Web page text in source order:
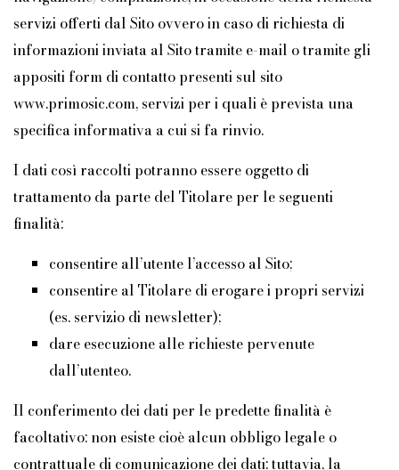
servizi offerti dal Sito ovvero in caso di richiesta di
informazioni inviata al Sito tramite e-mail o tramite gli
appositi form di contatto presenti sul sito
www.primosic.com, servizi per i quali è prevista una
specifica informativa a cui si fa rinvio.
I dati così raccolti potranno essere oggetto di
trattamento da parte del Titolare per le seguenti
finalità:
consentire all’utente l’accesso al Sito;
consentire al Titolare di erogare i propri servizi
(es. servizio di newsletter);
dare esecuzione alle richieste pervenute
dall’utenteo.
Il conferimento dei dati per le predette finalità è
facoltativo: non esiste cioè alcun obbligo legale o
contrattuale di comunicazione dei dati; tuttavia, la